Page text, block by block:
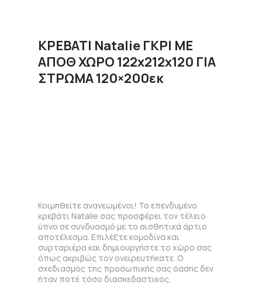
ΚΡΕΒΑΤΙ Natalie ΓΚΡΙ ΜΕ
ΑΠΟΘ ΧΩΡΟ 122x212x120 ΓΙΑ
ΣΤΡΩΜΑ 120×200εκ
Κοιμηθείτε ανανεωμένοι! Το επενδυμένο
κρεβάτι Natalie σας προσφέρει τον τέλειο
ύπνο σε συνδυασμό με το αισθητικά άρτιο
αποτέλεσμα. Επιλέξτε κομοδίνα και
συρταριέρα και δημιουργήστε το χώρο σας
όπως ακριβώς τον ονειρευτήκατε. Ο
σχεδιασμός της προσωπικής σας όασης δεν
ήταν ποτέ τόσο διασκεδαστικός.